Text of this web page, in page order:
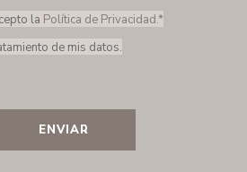
la Política de Privacidad.*
de mis datos.
ENVIAR